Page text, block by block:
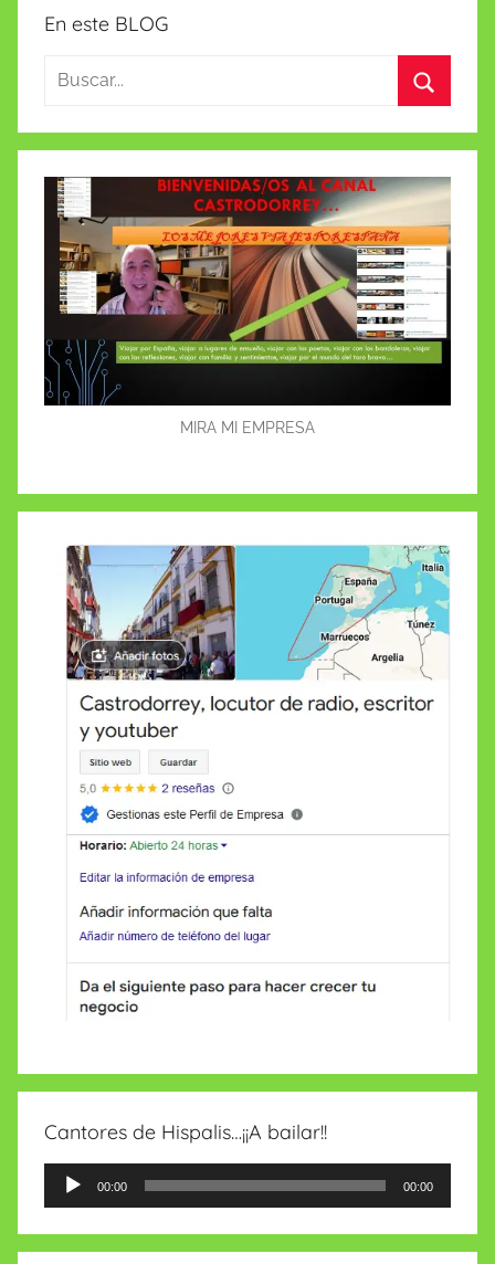
En este BLOG
Buscar:
MIRA MI EMPRESA
Cantores de Hispalis…¡¡A bailar!!
Reproductor
de
audio
00:00 00:00